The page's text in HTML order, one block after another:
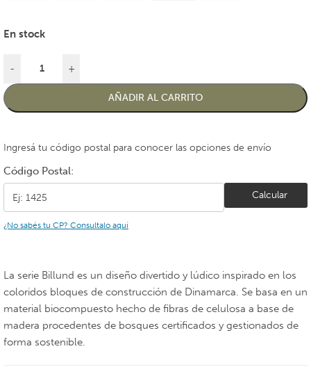
En stock
- +
AÑADIR AL CARRITO
Ingresá tu código postal para conocer las opciones de envío
Código Postal:
Calcular
¿No sabés tu CP? Consultalo aquí
La serie Billund es un diseño divertido y lúdico inspirado en los
coloridos bloques de construcción de Dinamarca. Se basa en un
material biocompuesto hecho de fibras de celulosa a base de
madera procedentes de bosques certificados y gestionados de
forma sostenible.